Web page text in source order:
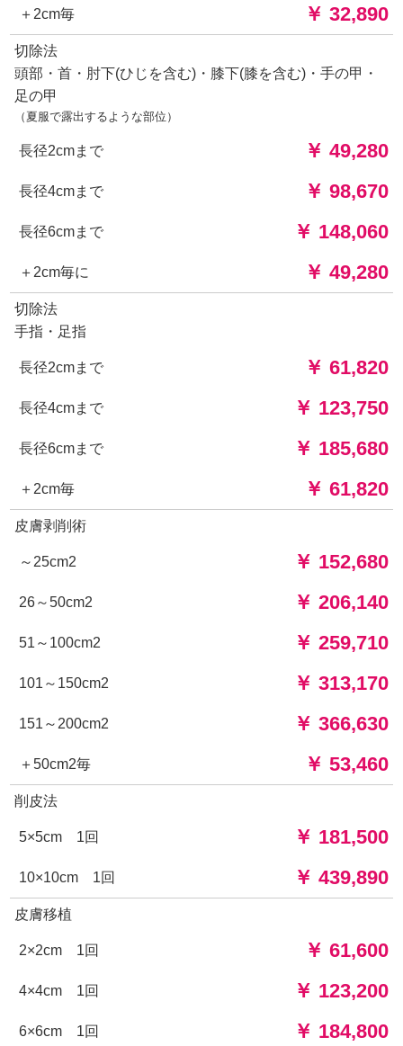
＋2cm毎 ￥ 32,890
切除法
頭部・首・肘下(ひじを含む)・膝下(膝を含む)・手の甲・
足の甲
（夏服で露出するような部位）
長径2cmまで ￥ 49,280
長径4cmまで ￥ 98,670
長径6cmまで ￥ 148,060
＋2cm毎に ￥ 49,280
切除法
手指・足指
長径2cmまで ￥ 61,820
長径4cmまで ￥ 123,750
長径6cmまで ￥ 185,680
＋2cm毎 ￥ 61,820
皮膚剥削術
～25cm2 ￥ 152,680
26～50cm2 ￥ 206,140
51～100cm2 ￥ 259,710
101～150cm2 ￥ 313,170
151～200cm2 ￥ 366,630
＋50cm2毎 ￥ 53,460
削皮法
5×5cm 1回 ￥ 181,500
10×10cm 1回 ￥ 439,890
皮膚移植
2×2cm 1回 ￥ 61,600
4×4cm 1回 ￥ 123,200
6×6cm 1回 ￥ 184,800